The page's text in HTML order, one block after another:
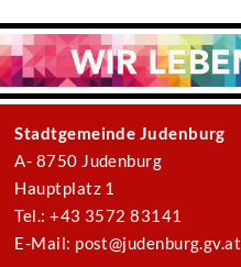
Stadtgemeinde Judenburg
A- 8750 Judenburg
Hauptplatz 1
Tel.: +43 3572 83141
E-Mail: post@judenburg.gv.at